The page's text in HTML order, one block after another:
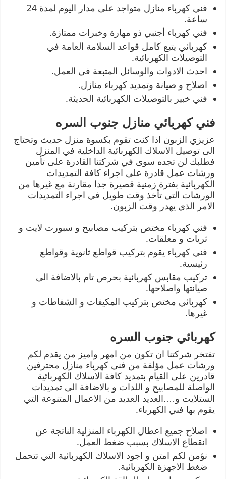
فني كهرباء منازل متواجد على مدار اليوم لمدة 24
ساعة.
فني كهرباء أجنبي ذو مهارة وخبرات ممتازة.
كهربائي يتبع كامل قواعد السلامة العامة في
التوصيلات الكهربائية.
احدث الادوات والوسائل المتبعة في العمل.
اصلاح و صيانة وتمديد كهرباء منازل.
فني خبير بالتوصيلات الكهربائية الحديثة.
فني كهربائي منازل جنوب السره
عزيزي الزبون اذا كنت تقوم بكسوة منزل حديث وتحتاج
الى توصيل الاسلاك الكهربائية الداخلية في المنزل
فطلبك لن تجده سوى في شركتنا القادرة على تأمين
ورشات عمل قادرة على اجراء كافة التمديدات
الكهربائية بفترة زمنية قصيرة جدا مقارنة مع غيرها من
الورشات التي تأخذ وقت طويل في اجراء التمديدات
الامر الذي يهدر وقت الزبون.
فني كهرباء مختص بتركيب مصابيح و سبورت لايت و
ثريات و معلقات.
فني كهرباء يقوم بتركيب قواطع ثانوية وقواطع
رئيسية.
تركيب مقابس كهربائية بحرص تام بالاضافة الى
صيانتها واصلاحها.
كهربائي مختص بتركيب المكيفات و الشفاطات و
غيرها.
كهربائي جنوب السره
تفتخر شركتنا ان تكون من امهر واميز من يقدم لكم
ورشات عمل مؤلفة من فني كهرباء منازل محترفين
قادرين على القيام بتمديد كافة الاسلاك الكهربائية
الواصلة للمصابيح و اللدات و بالاضافة الى تمديدات
الستلايت و….العديد العديد من الاعمال المتنوعة التي
يقوم بها فني الكهرباء.
اصلاح جميع اعطال الكهرباء المنزلية الناتجة عن
انقطاع الاسلاك بسبب ضغط العمل.
نؤمن لكم امتن و اجود الاسلاك الكهربائية التي تتحمل
ضغط الاجهزة الكهربائية.